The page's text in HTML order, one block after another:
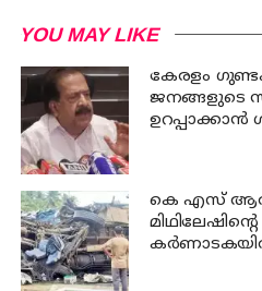
YOU MAY LIKE
കേരളം
ജനങ്ങളുടെ
കെ എസ് ആര്‍
കര്‍ണാടകയില്‍